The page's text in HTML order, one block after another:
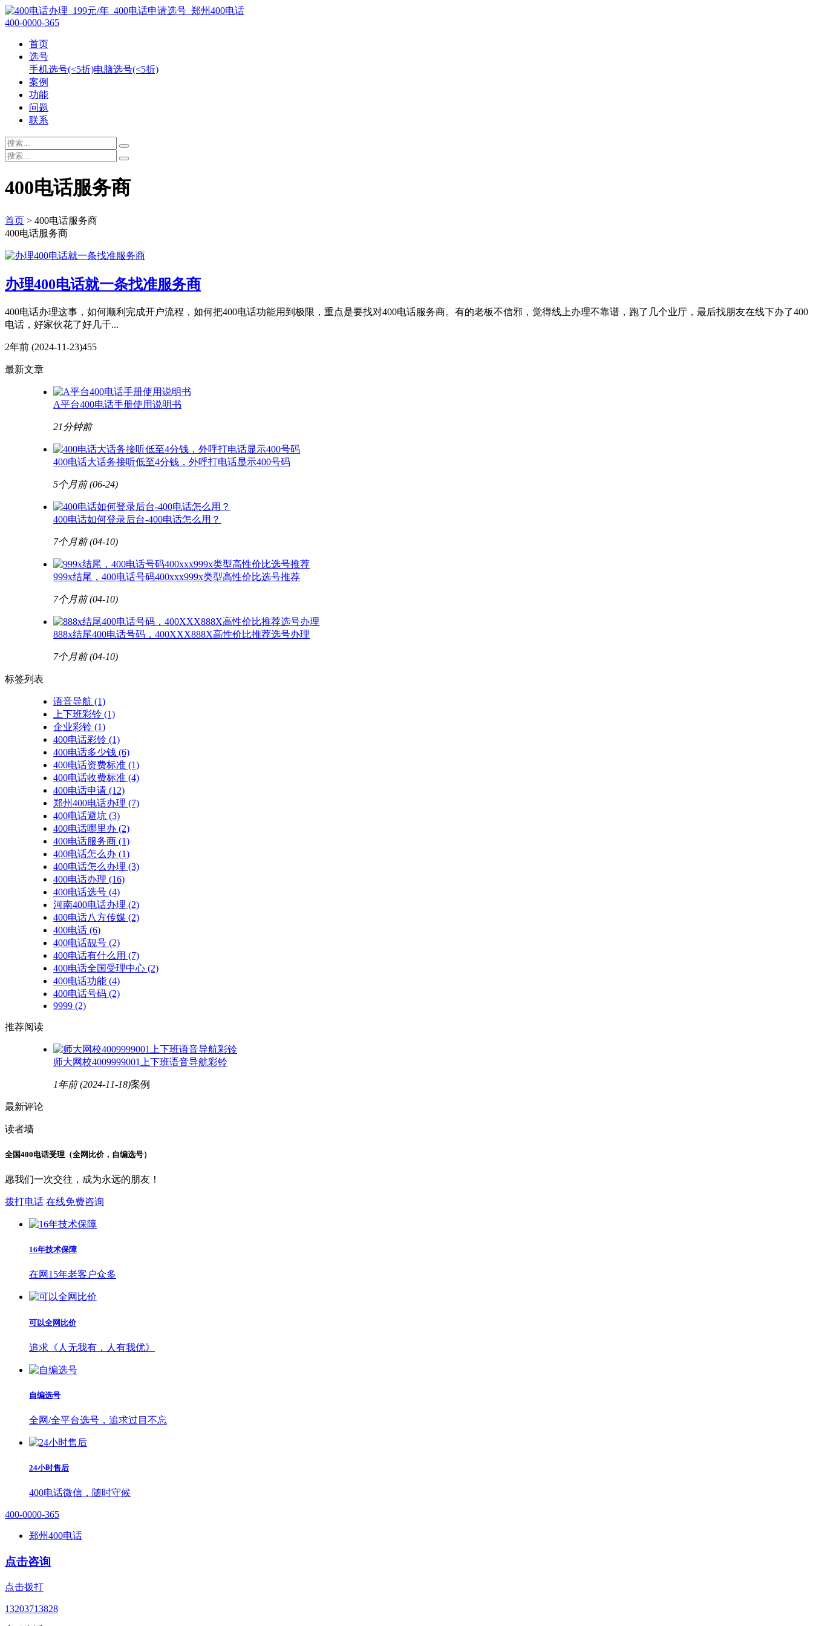
400-0000-365
首页
选号
手机选号(<5折)电脑选号(<5折)
案例
功能
问题
联系
400电话服务商
首页 > 400电话服务商
400电话服务商
办理400电话就一条找准服务商
400电话办理这事，如何顺利完成开户流程，如何把400电话功能用到极限，重点是要找对400电话服务商。有的老板不信邪，觉得线上办理不靠谱，跑了几个业厅，最后找朋友在线下办了400
电话，好家伙花了好几千...
2年前 (2024-11-23)455
最新文章
A平台400电话手册使用说明书
21分钟前
400电话大话务接听低至4分钱，外呼打电话显示400号码
5个月前(06-24)
400电话如何登录后台-400电话怎么用？
7个月前(04-10)
999x结尾，400电话号码400xxx999x类型高性价比选号推荐
7个月前(04-10)
888x结尾400电话号码，400XXX888X高性价比推荐选号办理
7个月前(04-10)
标签列表
语音导航 (1)
上下班彩铃 (1)
企业彩铃 (1)
400电话彩铃 (1)
400电话多少钱 (6)
400电话资费标准 (1)
400电话收费标准 (4)
400电话申请 (12)
郑州400电话办理 (7)
400电话避坑 (3)
400电话哪里办 (2)
400电话服务商 (1)
400电话怎么办 (1)
400电话怎么办理 (3)
400电话办理 (16)
400电话选号 (4)
河南400电话办理 (2)
400电话八方传媒 (2)
400电话 (6)
400电话靓号 (2)
400电话有什么用 (7)
400电话全国受理中心 (2)
400电话功能 (4)
400电话号码 (2)
9999 (2)
推荐阅读
师大网校4009999001上下班语音导航彩铃
1年前(2024-11-18)案例
最新评论
读者墙
全国400电话受理（全网比价，自编选号）
愿我们一次交往，成为永远的朋友！
拨打电话 在线免费咨询
16年技术保障
在网15年老客户众多
可以全网比价
追求《人无我有，人有我优》
自编选号
全网/全平台选号，追求过目不忘
24小时售后
400电话微信，随时守候
400-0000-365
郑州400电话
点击咨询
点击拨打
13203713828